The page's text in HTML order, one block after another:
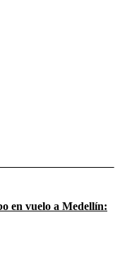
en vuelo a Medellín: